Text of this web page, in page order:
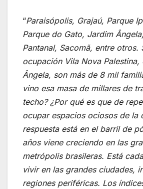
“Paraisópolis, Grajaú, Parque
Parque do Gato, Jardim
Pantanal, Sacomã, entre otros.
ocupación Vila Nova Palestina,
Ângela, son más de 8 mil
vino esa masa de millares de
techo? ¿Por qué es que de
ocupar espacios ociosos de la
respuesta está en el barril de
años viene creciendo en las
metrópolis brasileras. Está
vivir en las grandes ciudades,
regiones periféricas. Los